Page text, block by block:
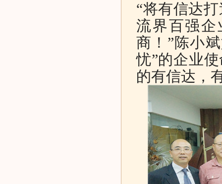
“将有信达
流界百强
商！”陈小
忧”的企业
的有信达，